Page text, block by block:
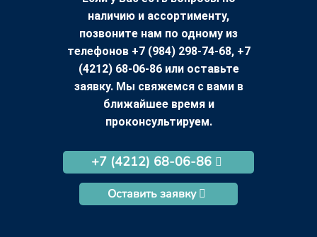
наличию и ассортименту,
позвоните нам по одному из
телефонов +7 (984) 298-74-68, +7
(4212) 68-06-86 или оставьте
заявку. Мы свяжемся с вами в
ближайшее время и
проконсультируем.
+7 (4212) 68-06-86
Оставить заявку